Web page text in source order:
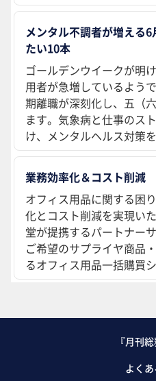
メンタル不調者が増える
たい10本
ゴールデンウイークが明
用者が急増しているよう
期離職が深刻化し、五（
ます。気象病と仕事のス
け、メンタルヘルス対策
業務効率化＆コスト削減
オフィス用品に関する困
化とコスト削減を実現い
堂が提携するパートナー
ご希望のサプライヤ商品
るオフィス用品一括購買
『月刊
よく